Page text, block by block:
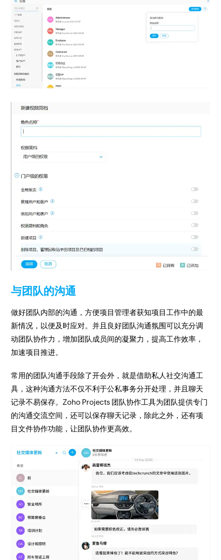
与团队的沟通
做好团队内部的沟通，方便项目管理者获知项目工作中的最
新情况，以便及时应对。并且良好团队沟通氛围可以充分调
动团队协作力，增加团队成员间的凝聚力，提高工作效率，
加速项目推进。
常用的团队沟通手段除了开会外，就是借助私人社交沟通工
具，这种沟通方法不仅不利于公私事务分开处理，并且聊天
记录不易保存。Zoho Projects 团队协作工具为团队提供专门
的沟通交流空间，还可以保存聊天记录，除此之外，还有项
目文件协作功能，让团队协作更高效。